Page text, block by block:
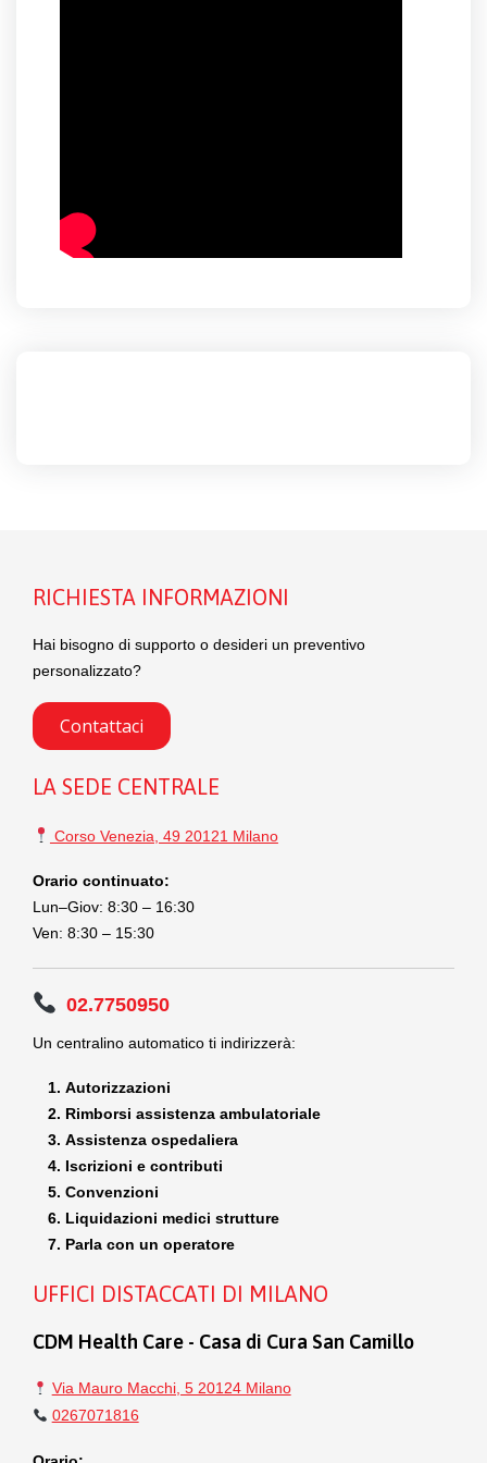
RICHIESTA INFORMAZIONI
Hai bisogno di supporto o desideri un preventivo
personalizzato?
Contattaci
LA SEDE CENTRALE
Corso Venezia, 49 20121 Milano
Orario continuato:
Lun–Giov: 8:30 – 16:30
Ven: 8:30 – 15:30
02.7750950
Un centralino automatico ti indirizzerà:
Autorizzazioni
Rimborsi assistenza ambulatoriale
Assistenza ospedaliera
Iscrizioni e contributi
Convenzioni
Liquidazioni medici strutture
Parla con un operatore
UFFICI DISTACCATI DI MILANO
CDM Health Care - Casa di Cura San Camillo
Via Mauro Macchi, 5 20124 Milano
0267071816